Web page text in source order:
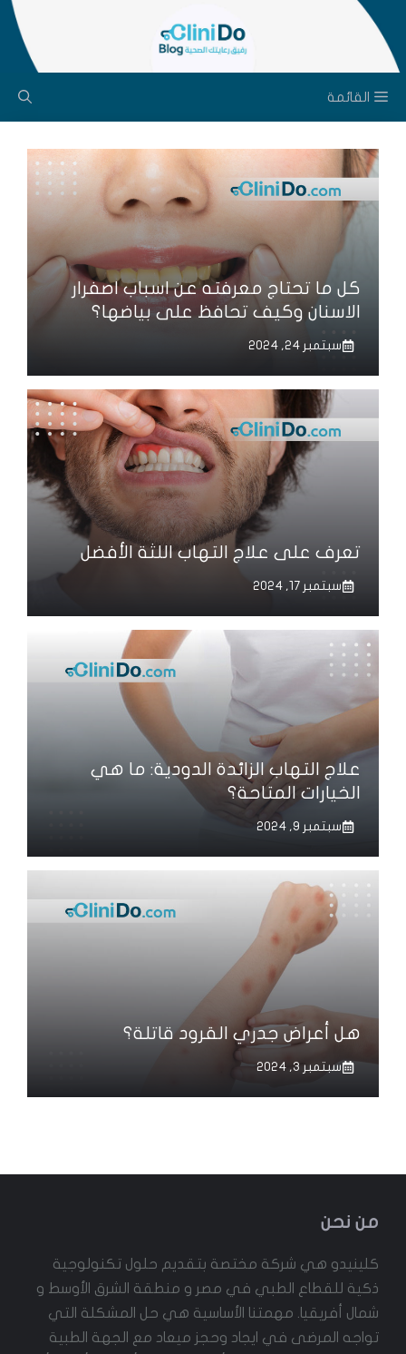
إلى
المحتوى
القائمة
كل ما تحتاج معرفته عن اسباب اصفرار
الاسنان وكيف تحافظ على بياضها؟
سبتمبر 24, 2024
تعرف على علاج التهاب اللثة الأفضل
سبتمبر 17, 2024
علاج التهاب الزائدة الدودية: ما هي
الخيارات المتاحة؟
سبتمبر 9, 2024
هل أعراض جدري القرود قاتلة؟
سبتمبر 3, 2024
من نحن
كلينيدو هي شركة مختصة بتقديم حلول تكنولوجية
ذكية للقطاع الطبي في مصر و منطقة الشرق الأوسط و
شمال أفريقيا. مهمتنا الأساسية هي حل المشكلة التي
تواجه المرضى في ايجاد وحجز ميعاد مع الجهة الطبية